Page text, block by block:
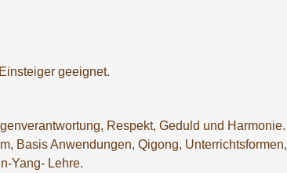
geeignet.
Respekt, Geduld und Harmonie.
Basis Anwendungen, Qigong, Unterrichtsformen,
Yang- Lehre.